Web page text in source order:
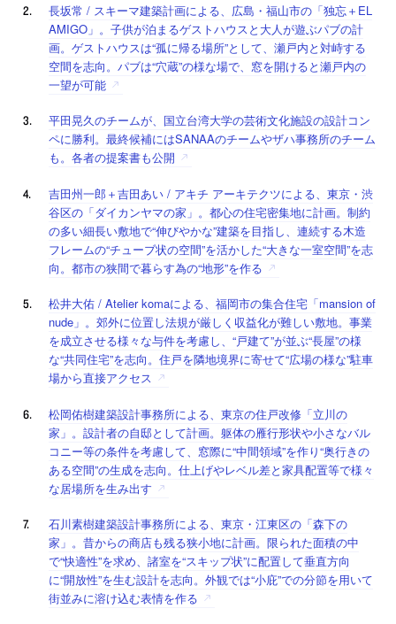
長坂常 / スキーマ建築計画による、広島・福山市の「独忘＋EL
AMIGO」。子供が泊まるゲストハウスと大人が遊ぶパブの計
画。ゲストハウスは“孤に帰る場所”として、瀬戸内と対峙する
空間を志向。パブは“穴蔵”の様な場で、窓を開けると瀬戸内の
一望が可能
平田晃久のチームが、国立台湾大学の芸術文化施設の設計コン
ペに勝利。最終候補にはSANAAのチームやザハ事務所のチーム
も。各者の提案書も公開
吉田州一郎＋吉田あい / アキチ アーキテクツによる、東京・渋
谷区の「ダイカンヤマの家」。都心の住宅密集地に計画。制約
の多い細長い敷地で“伸びやかな”建築を目指し、連続する木造
フレームの“チューブ状の空間”を活かした“大きな一室空間”を志
向。都市の狭間で暮らす為の“地形”を作る
松井大佑 / Atelier komaによる、福岡市の集合住宅「mansion of
nude」。郊外に位置し法規が厳しく収益化が難しい敷地。事業
を成立させる様々な与件を考慮し、“戸建て”が並ぶ“長屋”の様
な“共同住宅”を志向。住戸を隣地境界に寄せて“広場の様な”駐車
場から直接アクセス
松岡佑樹建築設計事務所による、東京の住戸改修「立川の
家」。設計者の自邸として計画。躯体の雁行形状や小さなバル
コニー等の条件を考慮して、窓際に“中間領域”を作り“奥行きの
ある空間”の生成を志向。仕上げやレベル差と家具配置等で様々
な居場所を生み出す
石川素樹建築設計事務所による、東京・江東区の「森下の
家」。昔からの商店も残る狭小地に計画。限られた面積の中
で“快適性”を求め、諸室を“スキップ状”に配置して垂直方向
に“開放性”を生む設計を志向。外観では“小庇”での分節を用いて
街並みに溶け込む表情を作る